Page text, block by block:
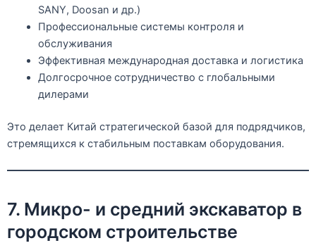
SANY, Doosan и др.)
Профессиональные системы контроля и
обслуживания
Эффективная международная доставка и логистика
Долгосрочное сотрудничество с глобальными
дилерами
Это делает Китай стратегической базой для подрядчиков,
стремящихся к стабильным поставкам оборудования.
7. Микро- и средний экскаватор в
городском строительстве